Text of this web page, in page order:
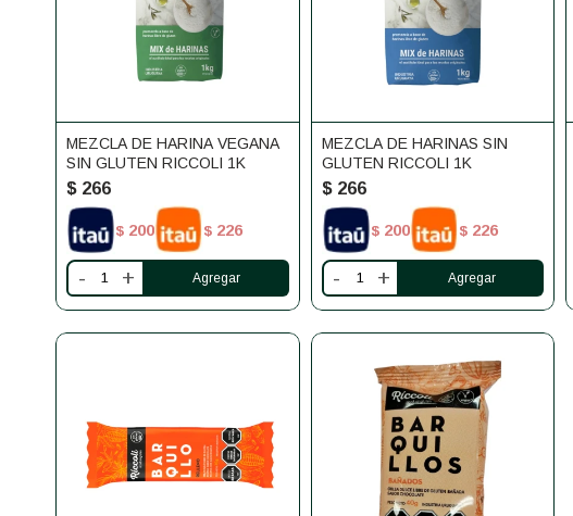
MEZCLA DE HARINA VEGANA
SIN GLUTEN RICCOLI 1K
$ 266
$ 200 $ 226
- +
MEZCLA DE HARINAS SIN
GLUTEN RICCOLI 1K
$ 266
$ 200 $ 226
- +